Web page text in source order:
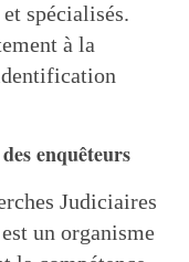
spécialisés.
à la
enquêteurs
Judiciaires
un organisme